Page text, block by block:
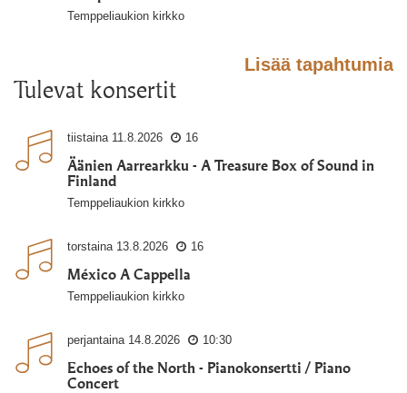
Temppeliaukion kirkko
Lisää tapahtumia
Tulevat konsertit
tiistaina 11.8.2026 16
Äänien Aarrearkku - A Treasure Box of Sound in
Finland
Temppeliaukion kirkko
torstaina 13.8.2026 16
México A Cappella
Temppeliaukion kirkko
perjantaina 14.8.2026 10:30
Echoes of the North - Pianokonsertti / Piano
Concert